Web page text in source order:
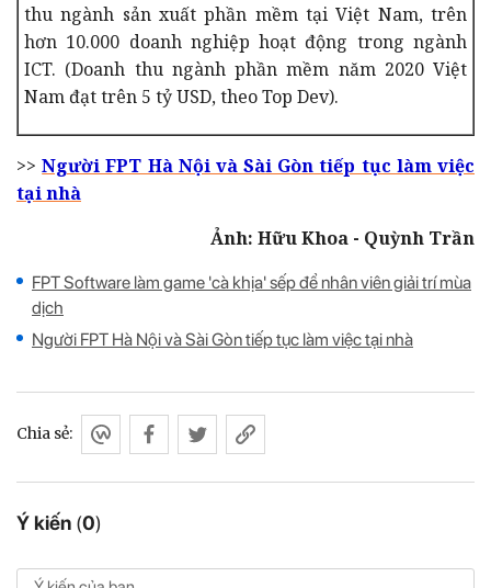
thu ngành sản xuất phần mềm tại Việt Nam, trên
hơn 10.000 doanh nghiệp hoạt động trong ngành
ICT. (Doanh thu ngành phần mềm năm 2020 Việt
Nam đạt trên 5 tỷ USD, theo Top Dev).
>>Người FPT Hà Nội và Sài Gòn tiếp tục làm việc
tại nhà
Ảnh: Hữu Khoa - Quỳnh Trần
FPT Software làm game 'cà khịa' sếp để nhân viên giải trí mùa
dịch
Người FPT Hà Nội và Sài Gòn tiếp tục làm việc tại nhà
Ý kiến (0)
Chia sẻ: